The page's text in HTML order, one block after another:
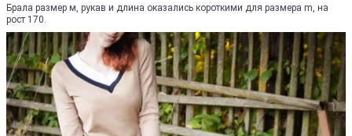
Брала размер м, рукав и длина оказались короткими для размера m, на
рост 170.